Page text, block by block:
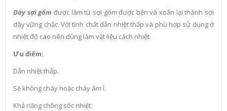
Dây sợi gốm được làm từ sợi gốm được bện và xoắn lại thành sợi
dây vững chắc. Với tính chất dẫn nhiệt thấp và phù hợp sử dụng ở
nhiệt độ cao nên dùng làm vật liệu cách nhiệt.
Ưu điểm:
Dẫn nhiệt thấp.
Sẽ không cháy hoặc cháy âm ỉ.
Khả năng chống sốc nhiệt.